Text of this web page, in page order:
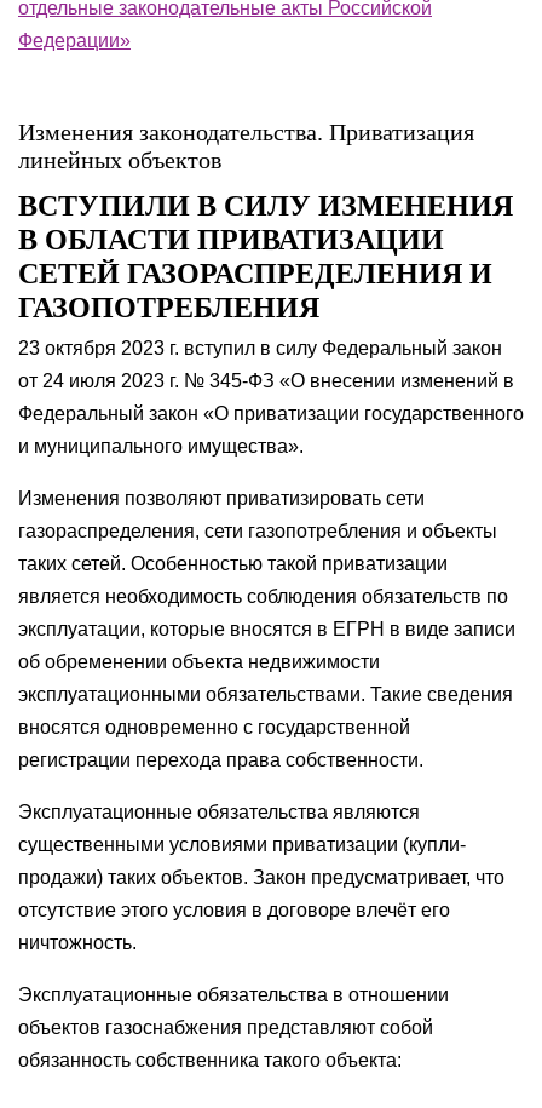
отдельные законодательные акты Российской
Федерации»
Изменения законодательства. Приватизация
линейных объектов
ВСТУПИЛИ В СИЛУ ИЗМЕНЕНИЯ
В ОБЛАСТИ ПРИВАТИЗАЦИИ
СЕТЕЙ ГАЗОРАСПРЕДЕЛЕНИЯ И
ГАЗОПОТРЕБЛЕНИЯ
23 октября 2023 г. вступил в силу Федеральный закон
от 24 июля 2023 г. № 345-ФЗ «О внесении изменений в
Федеральный закон «О приватизации государственного
и муниципального имущества».
Изменения позволяют приватизировать сети
газораспределения, сети газопотребления и объекты
таких сетей. Особенностью такой приватизации
является необходимость соблюдения обязательств по
эксплуатации, которые вносятся в ЕГРН в виде записи
об обременении объекта недвижимости
эксплуатационными обязательствами. Такие сведения
вносятся одновременно с государственной
регистрации перехода права собственности.
Эксплуатационные обязательства являются
существенными условиями приватизации (купли-
продажи) таких объектов. Закон предусматривает, что
отсутствие этого условия в договоре влечёт его
ничтожность.
Эксплуатационные обязательства в отношении
объектов газоснабжения представляют собой
обязанность собственника такого объекта: